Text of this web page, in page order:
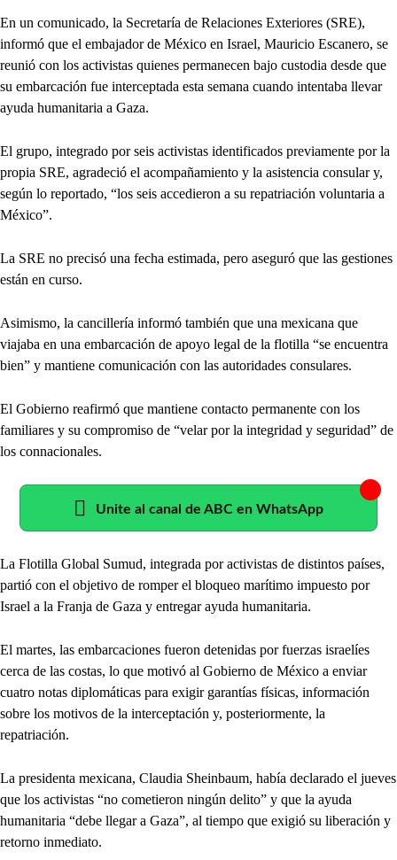
En un comunicado, la Secretaría de Relaciones Exteriores (SRE),
informó que el embajador de México en Israel, Mauricio Escanero, se
reunió con los activistas quienes permanecen bajo custodia desde que
su embarcación fue interceptada esta semana cuando intentaba llevar
ayuda humanitaria a Gaza.
El grupo, integrado por seis activistas identificados previamente por la
propia SRE, agradeció el acompañamiento y la asistencia consular y,
según lo reportado, “los seis accedieron a su repatriación voluntaria a
México”.
La SRE no precisó una fecha estimada, pero aseguró que las gestiones
están en curso.
Asimismo, la cancillería informó también que una mexicana que
viajaba en una embarcación de apoyo legal de la flotilla “se encuentra
bien” y mantiene comunicación con las autoridades consulares.
El Gobierno reafirmó que mantiene contacto permanente con los
familiares y su compromiso de “velar por la integridad y seguridad” de
los connacionales.
Unite al canal de ABC en WhatsApp
La Flotilla Global Sumud, integrada por activistas de distintos países,
partió con el objetivo de romper el bloqueo marítimo impuesto por
Israel a la Franja de Gaza y entregar ayuda humanitaria.
El martes, las embarcaciones fueron detenidas por fuerzas israelíes
cerca de las costas, lo que motivó al Gobierno de México a enviar
cuatro notas diplomáticas para exigir garantías físicas, información
sobre los motivos de la interceptación y, posteriormente, la
repatriación.
La presidenta mexicana, Claudia Sheinbaum, había declarado el jueves
que los activistas “no cometieron ningún delito” y que la ayuda
humanitaria “debe llegar a Gaza”, al tiempo que exigió su liberación y
retorno inmediato.